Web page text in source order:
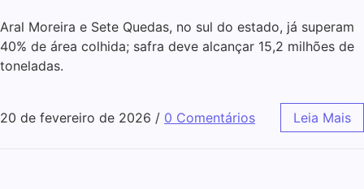
Aral Moreira e Sete Quedas, no sul do estado, já superam
40% de área colhida; safra deve alcançar 15,2 milhões de
toneladas.
20 de fevereiro de 2026 / 0 Comentários Leia Mais